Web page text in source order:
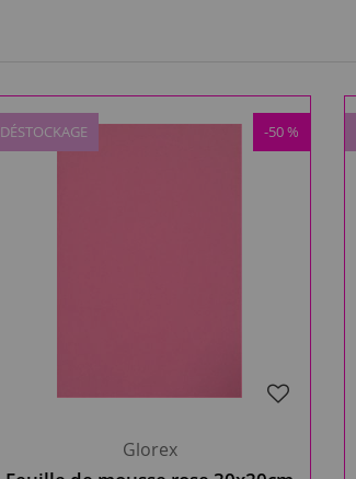
DÉSTOCKAGE -50 %
Glorex